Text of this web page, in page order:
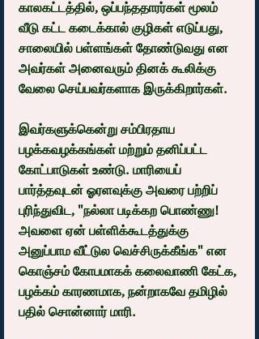
காலகட்டத்தில், ஒப்பந்ததாரர்கள் மூலம்
வீடு கட்ட கடைக்கால் குழிகள் எடுப்பது,
சாலையில் பள்ளங்கள் தோண்டுவது என
அவர்கள் அனைவரும் தினக் கூலிக்கு
வேலை செய்பவர்களாக இருக்கிறார்கள்.
இவர்களுக்கென்று சம்பிரதாய
பழக்கவழக்கங்கள் மற்றும் தனிப்பட்ட
கோட்பாடுகள் உண்டு. மாரியைப்
பார்த்தவுடன் ஓரளவுக்கு அவரை பற்றிப்
புரிந்துவிட, "நல்லா படிக்கற பொண்ணு!
அவளை ஏன் பள்ளிக்கூடத்துக்கு
அனுப்பாம வீட்டுல வெச்சிருக்கீங்க" என
கொஞ்சம் கோபமாகக் கலைவாணி கேட்க,
பழக்கம் காரணமாக, நன்றாகவே தமிழில்
பதில் சொன்னார் மாரி.